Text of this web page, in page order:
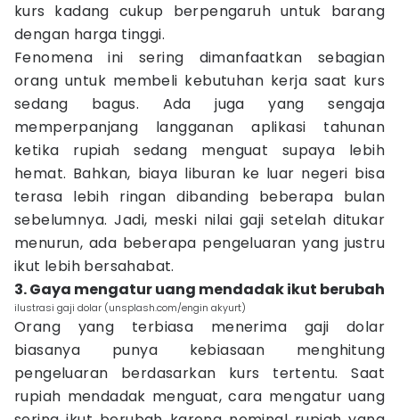
kurs kadang cukup berpengaruh untuk barang
dengan harga tinggi.
Fenomena ini sering dimanfaatkan sebagian
orang untuk membeli kebutuhan kerja saat kurs
sedang bagus. Ada juga yang sengaja
memperpanjang langganan aplikasi tahunan
ketika rupiah sedang menguat supaya lebih
hemat. Bahkan, biaya liburan ke luar negeri bisa
terasa lebih ringan dibanding beberapa bulan
sebelumnya. Jadi, meski nilai gaji setelah ditukar
menurun, ada beberapa pengeluaran yang justru
ikut lebih bersahabat.
3. Gaya mengatur uang mendadak ikut berubah
ilustrasi gaji dolar (unsplash.com/engin akyurt)
Orang yang terbiasa menerima gaji dolar
biasanya punya kebiasaan menghitung
pengeluaran berdasarkan kurs tertentu. Saat
rupiah mendadak menguat, cara mengatur uang